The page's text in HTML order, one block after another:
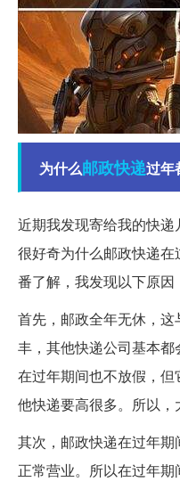
为什么邮政快递过年
近期我发现寄给我的快
很好奇为什么邮政快递
番了解，我发现以下原因
首先，邮政全年无休，
丰，其他快递公司基本
在过年期间也不放假，
他快递要高很多。所以，
其次，邮政快递在过年
正常营业。所以在过年